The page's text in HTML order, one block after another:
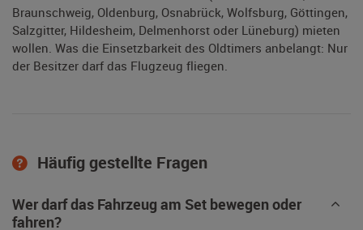
Braunschweig, Oldenburg, Osnabrück, Wolfsburg, Göttingen,
Salzgitter, Hildesheim, Delmenhorst oder Lüneburg) mieten
wollen. Was die Einsetzbarkeit des Oldtimers anbelangt: Nur
der Besitzer darf das Flugzeug fliegen.
Häufig gestellte Fragen
Wer darf das Fahrzeug am Set bewegen oder
fahren?